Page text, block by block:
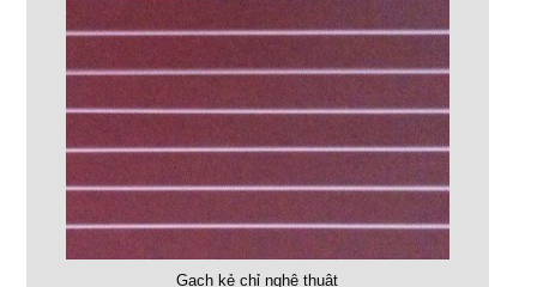
Gạch kẻ chỉ nghệ thuật